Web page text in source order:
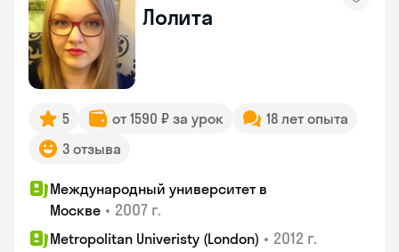
Лолита
5 от 1590 ₽ за урок
18 лет опыта
3 отзыва
Международный университет в
Москве • 2007 г.
Metropolitan Univeristy (London) • 2012 г.